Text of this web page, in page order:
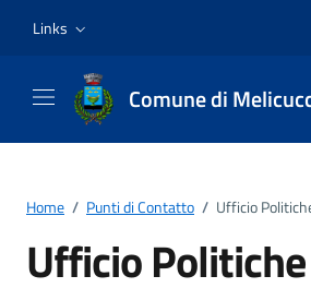
Links
Comune di
Home / Punti di Contatto / Ufficio
Ufficio